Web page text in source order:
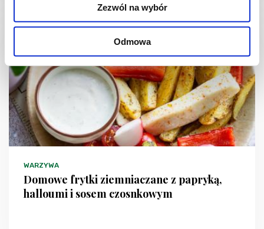
Zezwól na wybór
Odmowa
WARZYWA
Domowe frytki ziemniaczane z papryką,
halloumi i sosem czosnkowym